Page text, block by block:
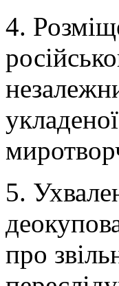
4.
5.
про